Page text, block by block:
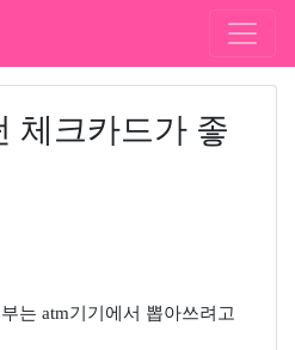
체크카드가 좋
는 atm기기에서 뽑아쓰려고